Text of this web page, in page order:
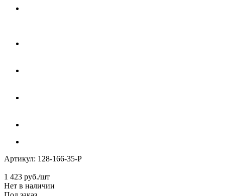
Артикул: 128-166-35-P
1 423 руб./шт
Нет в наличии